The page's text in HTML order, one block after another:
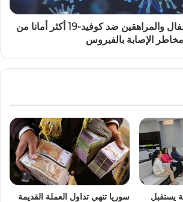
دراسة: تطعيم الأطفال والمراهقين ضد كوفيد-19 أكثر أمانا من
مخاطر الإصابة بالفيروس
يستقبل سوريا تنهي تداول العملة القديمة